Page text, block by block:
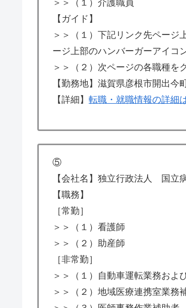
＞＞（１）介護職員
【ガイド】
＞＞（１）下記リンク先ページ
ージ上部のハンバーガーアイコ
＞＞（２）次ページの各職種を
【勤務地】滋賀県彦根市開出今
【詳細】 転職・就職情報の詳細
⑤
【会社名】独立行政法人 国
【職務】
［常勤］
＞＞（１）看護師
＞＞（２）助産師
［非常勤］
＞＞（１）自動車運転業務およ
＞＞（２）地域医療連携室業務